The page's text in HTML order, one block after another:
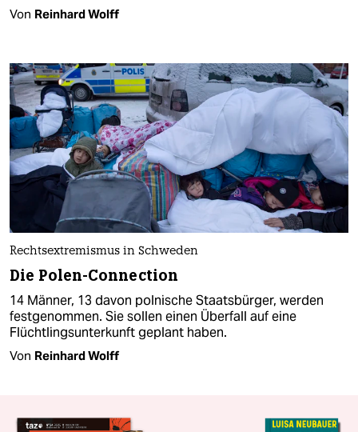
Von Reinhard Wolff
Rechtsextremismus in Schweden
Die Polen-Connection
14 Männer, 13 davon polnische Staatsbürger, werden
festgenommen. Sie sollen einen Überfall auf eine
Flüchtlingsunterkunft geplant haben.
Von Reinhard Wolff